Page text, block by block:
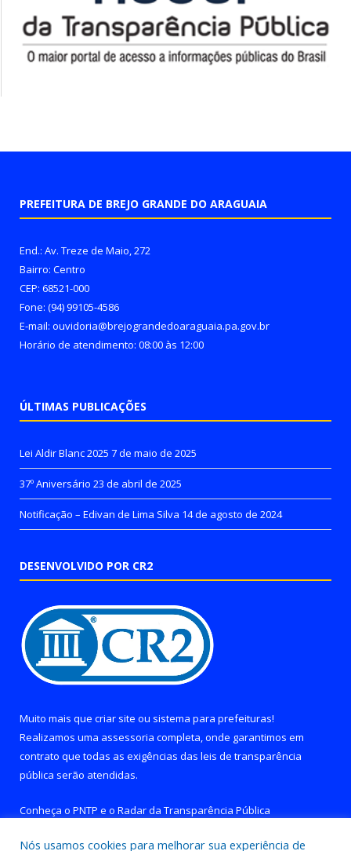
PREFEITURA DE BREJO GRANDE DO ARAGUAIA
End.: Av. Treze de Maio, 272
Bairro: Centro
CEP: 68521-000
Fone: (94) 99105-4586
E-mail: ouvidoria@brejograndedoaraguaia.pa.gov.br
Horário de atendimento: 08:00 às 12:00
ÚLTIMAS PUBLICAÇÕES
Lei Aldir Blanc 2025 7 de maio de 2025
37º Aniversário 23 de abril de 2025
Notificação – Edivan de Lima Silva 14 de agosto de 2024
DESENVOLVIDO POR CR2
Muito mais que criar site ou sistema para prefeituras!
Realizamos uma assessoria completa, onde garantimos em
contrato que todas as exigências das leis de transparência
pública serão atendidas.
Conheça o PNTP e o Radar da Transparência Pública
Nós usamos cookies para melhorar sua experiência de